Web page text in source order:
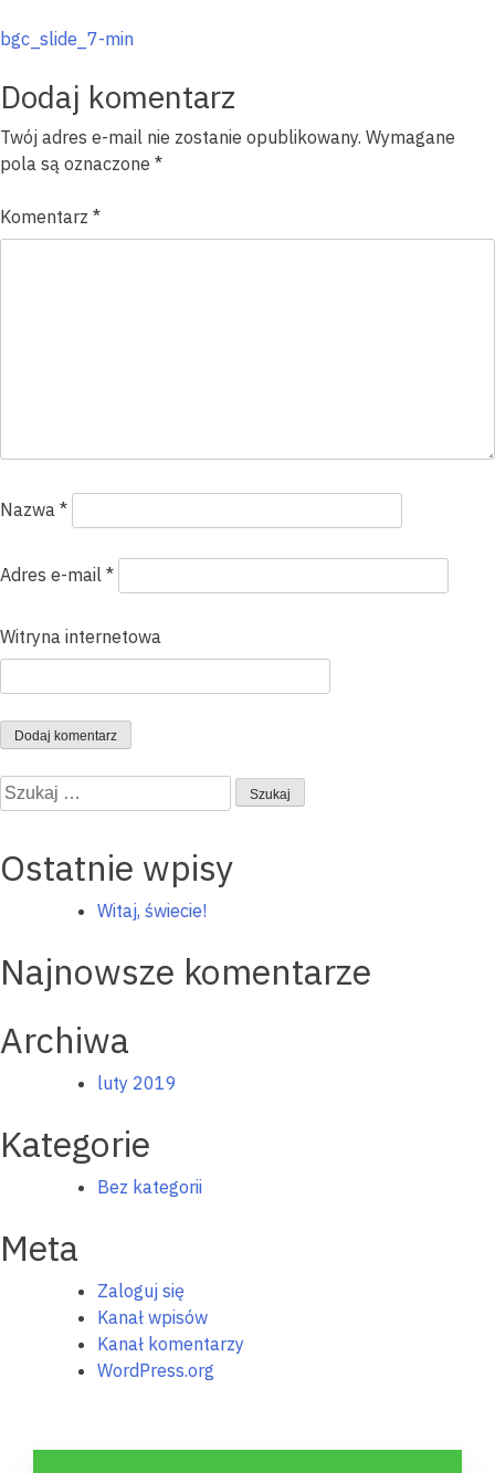
Nawigacja
wpisu
bgc_slide_7-min
Dodaj komentarz
Twój adres e-mail nie zostanie opublikowany. Wymagane
pola są oznaczone *
Komentarz *
Nazwa *
Adres e-mail *
Witryna internetowa
Szukaj:
Ostatnie wpisy
Witaj, świecie!
Najnowsze komentarze
Archiwa
luty 2019
Kategorie
Bez kategorii
Meta
Zaloguj się
Kanał wpisów
Kanał komentarzy
WordPress.org